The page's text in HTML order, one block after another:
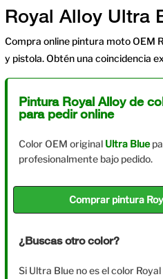
Royal Alloy Ultra
Compra online pintura moto OEM
y pistola. Obtén una coincidencia
Pintura Royal Alloy de
para pedir online
Color OEM original Ultra Blue
profesionalmente bajo pedido.
Comprar pintura
¿Buscas otro color?
Si Ultra Blue no es el color